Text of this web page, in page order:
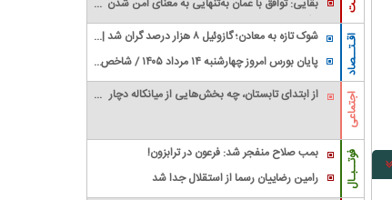
تنگه هرمز برای کشتی‌های عبوری نیست
اقـتــصاد
شوک تازه به معادن؛ گازوئیل ۸ هزار درصد گران شد |
معدنکاران به مرز تعطیلی رسیدند
پایان بورس امروز چهارشنبه ۱۴ مرداد ۱۴۰۵ / شاخص
کل سقف زد؛ ۶.۲ همت پول حقیقی وارد بازار
اجتماعی
از ابتدای تابستان، چه بخش‌هایی از میانکاله دچار
فوتــبـال
بمب صلاح منفجر شد: فرعون در ترابزون!
رامین رضاییان رسما از استقلال جدا شد